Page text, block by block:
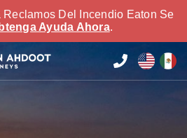
Reclamos Del Incendio Eaton Se
Ayuda Ahora.